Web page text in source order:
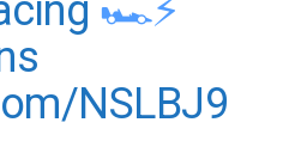
🏎⚡️
NSLBJ9